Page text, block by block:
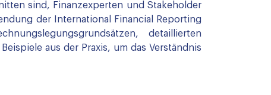
sind, Finanzexperten und Stakeholder
der International Financial Reporting
detaillierten
aus der Praxis, um das Verständnis